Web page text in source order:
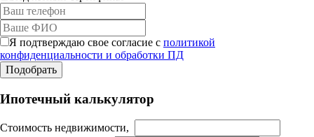
Я подтверждаю свое согласие с политикой
конфиденциальности и обработки ПД
Ипотечный калькулятор
Стоимость недвижимости,